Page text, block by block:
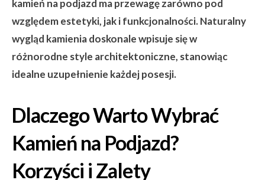
kamień na podjazd ma przewagę zarówno pod
względem estetyki, jak i funkcjonalności. Naturalny
wygląd kamienia doskonale wpisuje się w
różnorodne style architektoniczne, stanowiąc
idealne uzupełnienie każdej posesji.
Dlaczego Warto Wybrać
Kamień na Podjazd?
Korzyści i Zalety